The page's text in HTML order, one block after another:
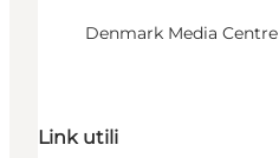
Denmark Media Centre
Link utili